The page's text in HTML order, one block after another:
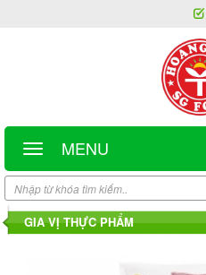
MENU
GIA VỊ THỰC PHẨM